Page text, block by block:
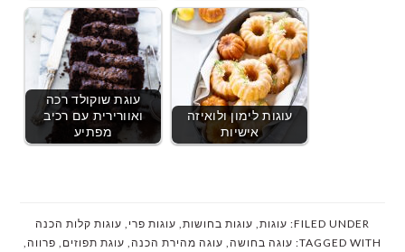
עוגת שוקולד רכה
ואוורירית עם רכיב
מפתיע
עוגות לימון ולואיזה
אישיות
FILED UNDER: עוגות, עוגות בחושות, עוגות פרי , עוגות קלות הכנה
TAGGED WITH: עוגה בחושה, עוגה מהירת הכנה, עוגת תפוזים , פרווה,